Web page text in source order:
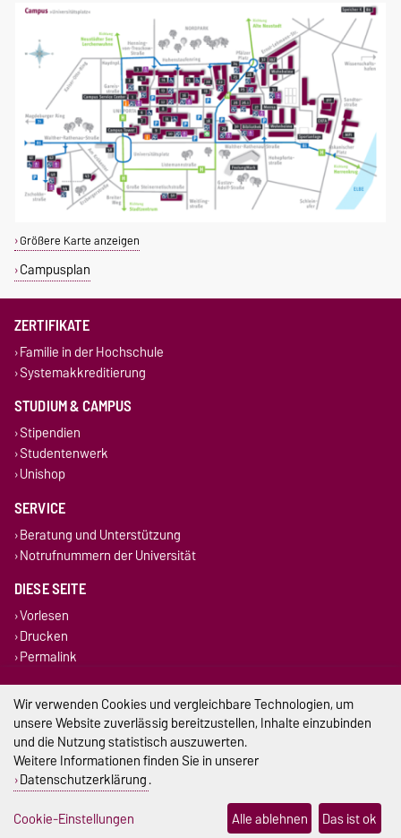
Größere Karte anzeigen
Campusplan
ZERTIFIKATE
Familie in der Hochschule
Systemakkreditierung
STUDIUM & CAMPUS
Stipendien
Studentenwerk
Unishop
SERVICE
Beratung und Unterstützung
Notrufnummern der Universität
DIESE SEITE
Vorlesen
Drucken
Permalink
Impressum
Datenschutz
Barrierefreiheit
Cookie-Einstellungen
Wir verwenden Cookies und vergleichbare Technologien, um
unsere Website zuverlässig bereitzustellen, Inhalte einzubinden
und die Nutzung statistisch auszuwerten.
Weitere Informationen finden Sie in unserer
Datenschutzerklärung.
Cookie-Einstellungen
Alle ablehnen Das ist ok